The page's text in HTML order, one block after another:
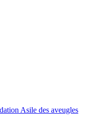
Asile des aveugles